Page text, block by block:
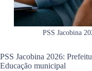
PSS Jacobina
PSS Jacobina 2026:
Educação municipal